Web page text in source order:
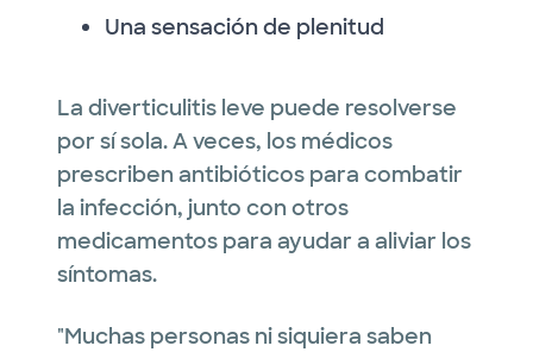
Una sensación de plenitud
La diverticulitis leve puede resolverse
por sí sola. A veces, los médicos
prescriben antibióticos para combatir
la infección, junto con otros
medicamentos para ayudar a aliviar los
síntomas.
"Muchas personas ni siquiera saben